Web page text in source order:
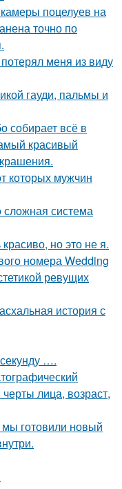
поцелуев на
точно по
меня из виду
гауди, пальмы и
собирает всё в
красивый
которых мужчин
система
но это не я.
номера Wedding
ревущих
история с
….
лица, возраст,
готовили новый